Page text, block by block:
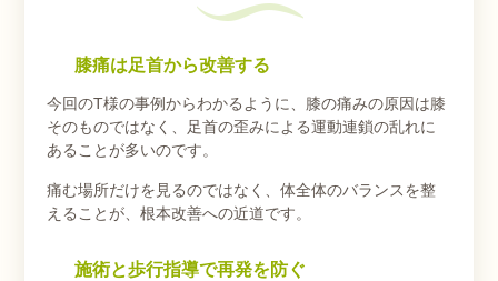
膝痛は足首から改善する
今回のT様の事例からわかるように、膝の痛みの原因は膝
そのものではなく、足首の歪みによる運動連鎖の乱れに
あることが多いのです。
痛む場所だけを見るのではなく、体全体のバランスを整
えることが、根本改善への近道です。
施術と歩行指導で再発を防ぐ